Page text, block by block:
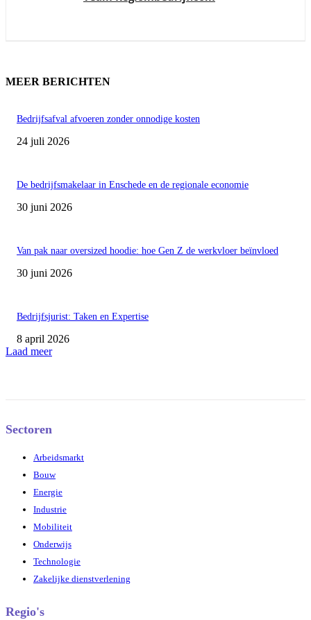
MEER BERICHTEN
Bedrijfsafval afvoeren zonder onnodige kosten
24 juli 2026
De bedrijfsmakelaar in Enschede en de regionale economie
30 juni 2026
Van pak naar oversized hoodie: hoe Gen Z de werkvloer beïnvloed
30 juni 2026
Bedrijfsjurist: Taken en Expertise
8 april 2026
Laad meer
Sectoren
Arbeidsmarkt
Bouw
Energie
Industrie
Mobiliteit
Onderwijs
Technologie
Zakelijke dienstverlening
Regio's